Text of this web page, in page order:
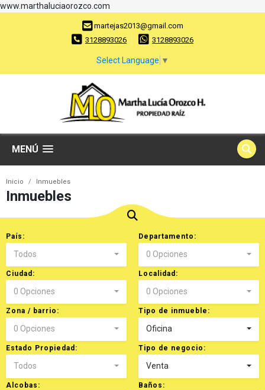
www.marthaluciaorozco.com
martejas2013@gmail.com
3128893026
3128893026
Select Language ▼
MENÚ
Inicio Inmuebles
Inmuebles
País:
Todos
Departamento:
0 Opciones
Ciudad:
0 Opciones
Localidad:
0 Opciones
Zona / barrio:
0 Opciones
Tipo de inmueble:
Oficina
Estado Propiedad:
Todos
Tipo de negocio:
Venta
Alcobas: Baños: